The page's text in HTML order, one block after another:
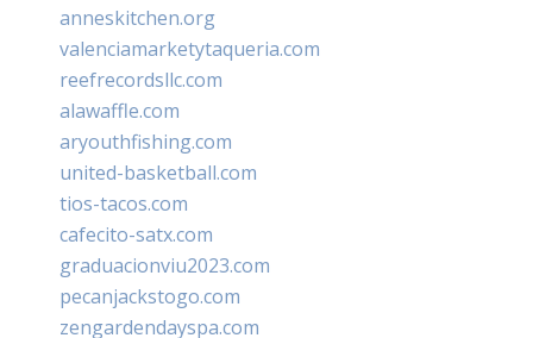
anneskitchen.org
valenciamarketytaqueria.com
reefrecordsllc.com
alawaffle.com
aryouthfishing.com
united-basketball.com
tios-tacos.com
cafecito-satx.com
graduacionviu2023.com
pecanjackstogo.com
zengardendayspa.com